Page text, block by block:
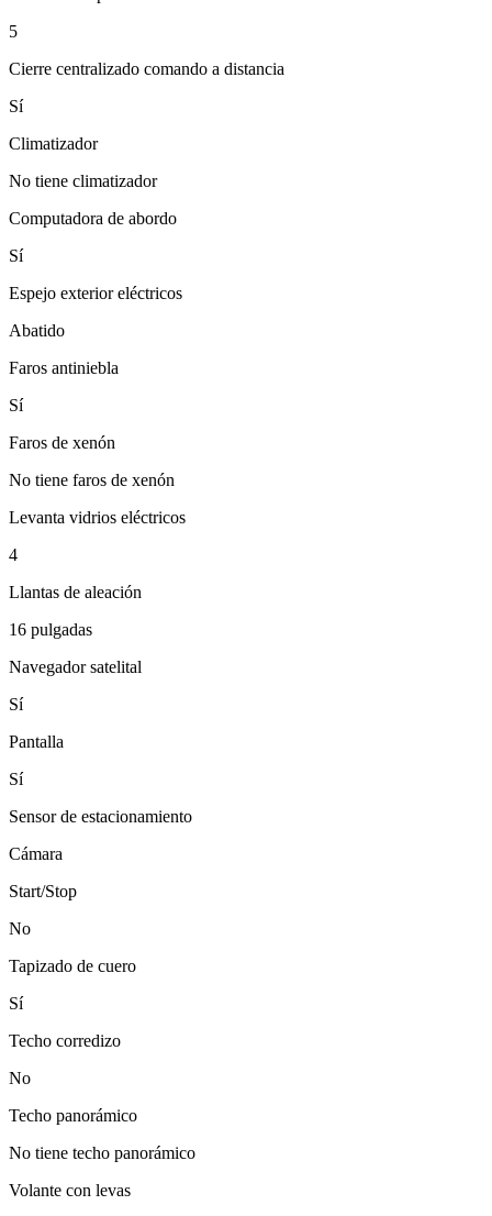
5
Cierre centralizado comando a distancia
Sí
Climatizador
No tiene climatizador
Computadora de abordo
Sí
Espejo exterior eléctricos
Abatido
Faros antiniebla
Sí
Faros de xenón
No tiene faros de xenón
Levanta vidrios eléctricos
4
Llantas de aleación
16 pulgadas
Navegador satelital
Sí
Pantalla
Sí
Sensor de estacionamiento
Cámara
Start/Stop
No
Tapizado de cuero
Sí
Techo corredizo
No
Techo panorámico
No tiene techo panorámico
Volante con levas